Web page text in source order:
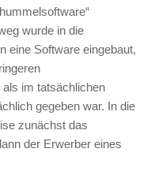
wurde in die
eine Software eingebaut,
im tatsächlichen
gegeben war. In die
zunächst das
der Erwerber eines